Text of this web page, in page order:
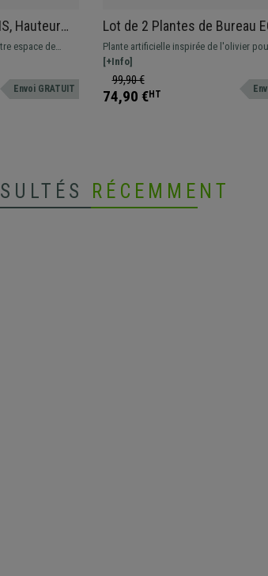
Hauteur
Pot
espace de
Envoi GRATUIT
Lot de 2 Plantes de Bureau
Hauteur 120cm, Olivier
Inclus
Plante artificielle inspirée de l'olivier
votre espace de travail, hauteur 120 cm
[+Info]
99,90 €
74,90 €HT
RÉCEMMENT